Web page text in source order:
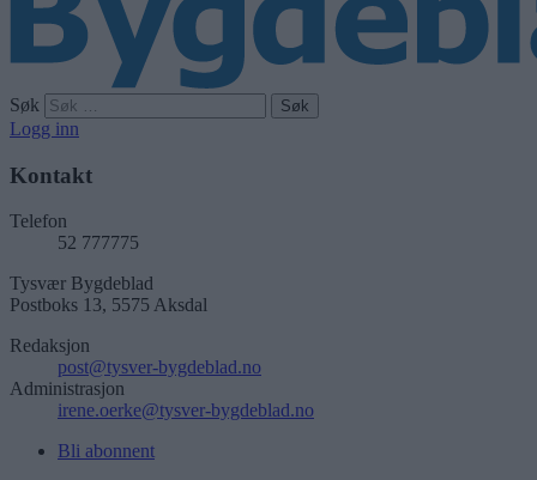
Søk
Logg inn
Kontakt
Telefon
52 777775
Tysvær Bygdeblad
Postboks 13, 5575 Aksdal
Redaksjon
post@tysver-bygdeblad.no
Administrasjon
irene.oerke@tysver-bygdeblad.no
Bli abonnent